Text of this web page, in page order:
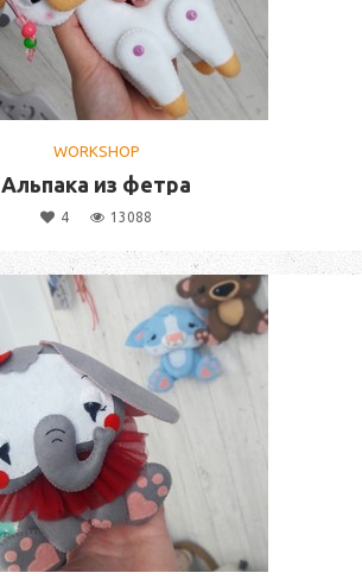
WORKSHOP
Альпака из фетра
4 13088